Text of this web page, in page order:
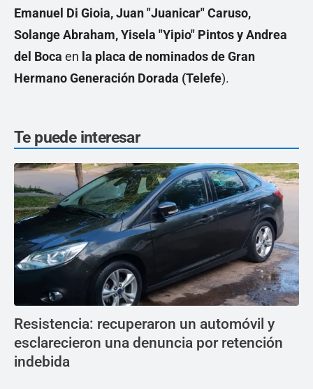
Emanuel Di Gioia, Juan "Juanicar" Caruso,
Solange Abraham, Yisela "Yipio" Pintos y Andrea
del Boca en la placa de nominados de Gran
Hermano Generación Dorada (Telefe).
Te puede interesar
Resistencia: recuperaron un automóvil y
esclarecieron una denuncia por retención
indebida